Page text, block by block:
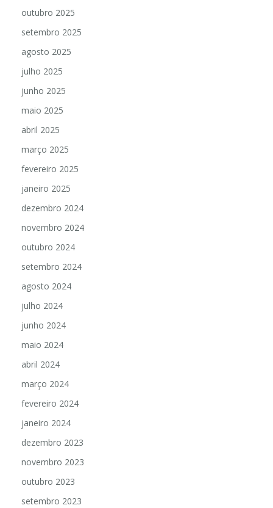
outubro 2025
setembro 2025
agosto 2025
julho 2025
junho 2025
maio 2025
abril 2025
março 2025
fevereiro 2025
janeiro 2025
dezembro 2024
novembro 2024
outubro 2024
setembro 2024
agosto 2024
julho 2024
junho 2024
maio 2024
abril 2024
março 2024
fevereiro 2024
janeiro 2024
dezembro 2023
novembro 2023
outubro 2023
setembro 2023